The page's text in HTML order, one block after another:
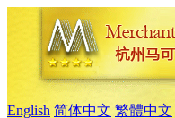
English 简体中文 繁體中文